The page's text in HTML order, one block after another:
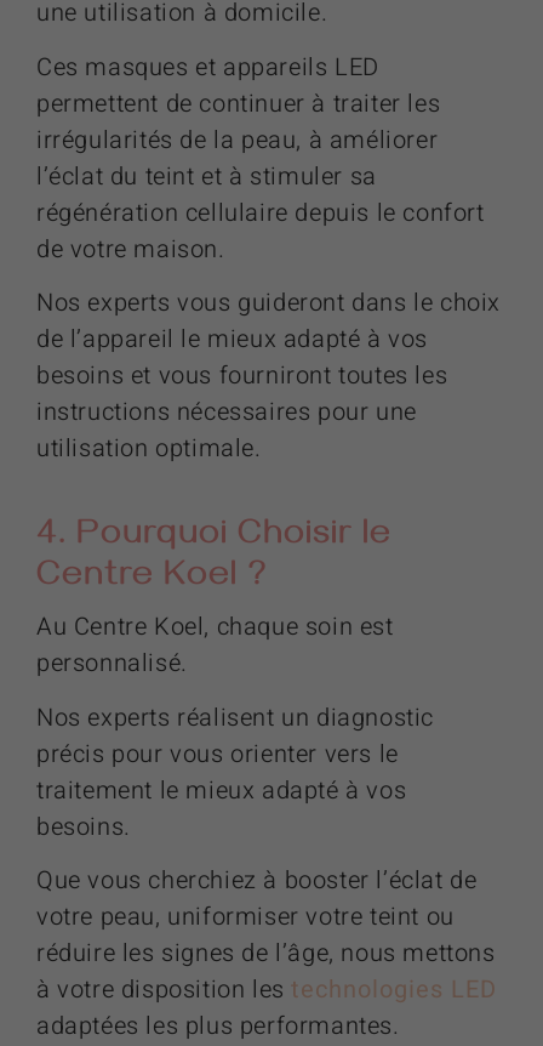
une utilisation à domicile.
Ces masques et appareils LED
permettent de continuer à traiter les
irrégularités de la peau, à améliorer
l’éclat du teint et à stimuler sa
régénération cellulaire depuis le confort
de votre maison.
Nos experts vous guideront dans le choix
de l’appareil le mieux adapté à vos
besoins et vous fourniront toutes les
instructions nécessaires pour une
utilisation optimale.
4. Pourquoi Choisir le
Centre Koel ?
Au Centre Koel, chaque soin est
personnalisé.
Nos experts réalisent un diagnostic
précis pour vous orienter vers le
traitement le mieux adapté à vos
besoins.
Que vous cherchiez à booster l’éclat de
votre peau, uniformiser votre teint ou
réduire les signes de l’âge, nous mettons
à votre disposition lestechnologies LED
adaptées les plus performantes.